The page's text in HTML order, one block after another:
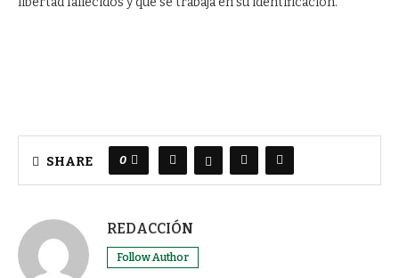
SHARE 0
REDACCIÓN
Follow Author